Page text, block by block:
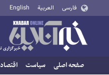
فارسی العربية English
صفحه اصلی سیاست اقتصاد